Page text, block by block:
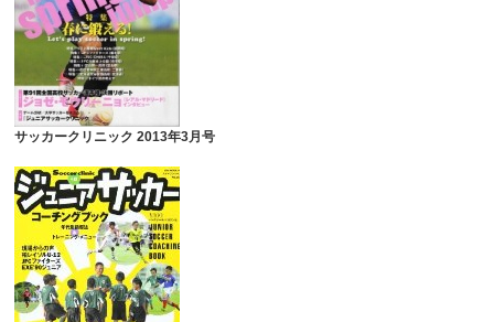
サッカークリニック 2013年3月号